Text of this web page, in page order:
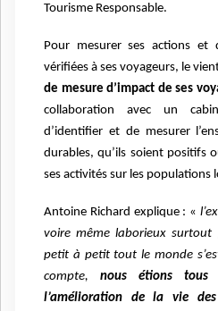
Tourisme Responsable.
Pour mesurer ses actions et
vérifiées à ses voyageurs, le
de mesure d’impact de ses
collaboration avec un
d’identifier et de mesurer
durables, qu’ils soient positifs
ses activités sur les populations
Antoine Richard explique : «
voire même laborieux
petit à petit tout le monde
compte,nous étions
l’amélioration de la vie